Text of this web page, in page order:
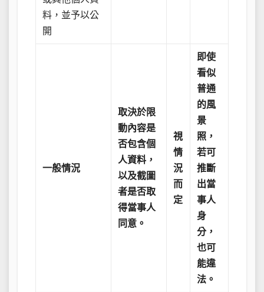
料，並予以公
開
一般情況
取決於限
動內容是
否包含個
人資料，
以及截圖
者是否取
得當事人
同意。
視
情
況
而
定
即使
看似
普通
的風
景
照，
若可
推斷
出當
事人
身
分，
也可
能違
法。